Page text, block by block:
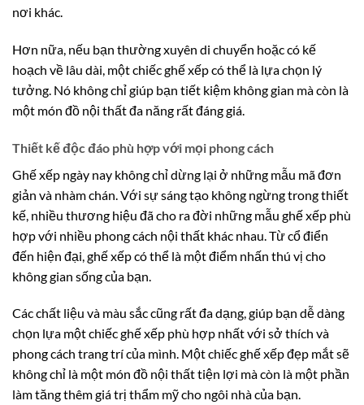
nơi khác.
Hơn nữa, nếu bạn thường xuyên di chuyển hoặc có kế
hoạch về lâu dài, một chiếc ghế xếp có thể là lựa chọn lý
tưởng. Nó không chỉ giúp bạn tiết kiệm không gian mà còn là
một món đồ nội thất đa năng rất đáng giá.
Thiết kế độc đáo phù hợp với mọi phong cách
Ghế xếp ngày nay không chỉ dừng lại ở những mẫu mã đơn
giản và nhàm chán. Với sự sáng tạo không ngừng trong thiết
kế, nhiều thương hiệu đã cho ra đời những mẫu ghế xếp phù
hợp với nhiều phong cách nội thất khác nhau. Từ cổ điển
đến hiện đại, ghế xếp có thể là một điểm nhấn thú vị cho
không gian sống của bạn.
Các chất liệu và màu sắc cũng rất đa dạng, giúp bạn dễ dàng
chọn lựa một chiếc ghế xếp phù hợp nhất với sở thích và
phong cách trang trí của mình. Một chiếc ghế xếp đẹp mắt sẽ
không chỉ là một món đồ nội thất tiện lợi mà còn là một phần
làm tăng thêm giá trị thẩm mỹ cho ngôi nhà của bạn.